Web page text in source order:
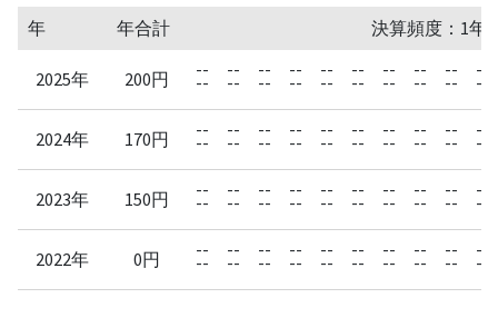
年 年合計 決算頻度：1年
2025年 200円 --
--
--
--
--
--
--
--
--
--
--
--
--
--
--
--
--
--
--
--
2024年 170円 --
--
--
--
--
--
--
--
--
--
--
--
--
--
--
--
--
--
--
--
2023年 150円 --
--
--
--
--
--
--
--
--
--
--
--
--
--
--
--
--
--
--
--
2022年 0円 --
--
--
--
--
--
--
--
--
--
--
--
--
--
--
--
--
--
--
--